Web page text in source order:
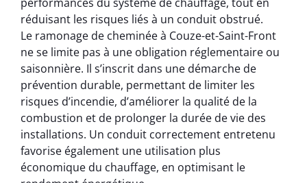
réduisant les risques liés à un conduit obstrué.
Le ramonage de cheminée à Couze-et-Saint-Front
ne se limite pas à une obligation réglementaire ou
saisonnière. Il s’inscrit dans une démarche de
prévention durable, permettant de limiter les
risques d’incendie, d’améliorer la qualité de la
combustion et de prolonger la durée de vie des
installations. Un conduit correctement entretenu
favorise également une utilisation plus
économique du chauffage, en optimisant le